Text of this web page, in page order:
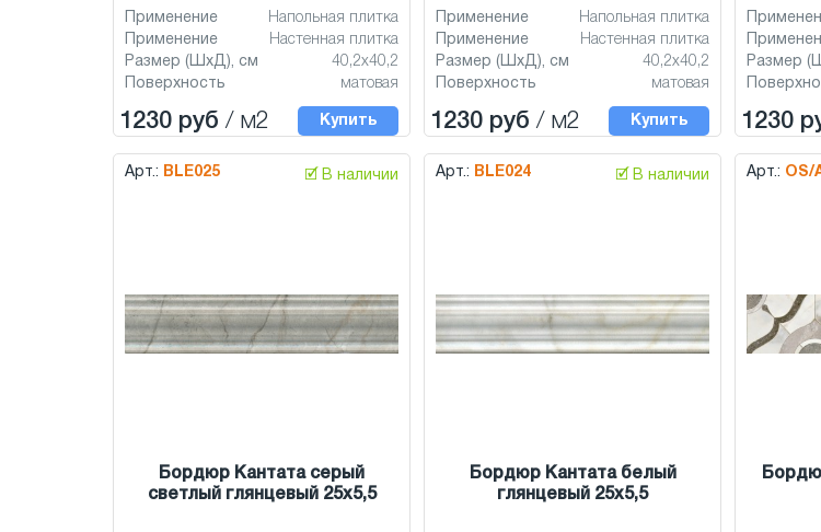
Применение
Напольная плитка
Применение
Настенная плитка
Размер (ШхД), см
40,2x40,2
Поверхность
матовая
1230 руб / м2 Купить
Применение
Напольная плитка
Применение
Настенная плитка
Размер (ШхД), см
40,2x40,2
Поверхность
матовая
1230 руб / м2 Купить
Размер
1230
Арт.: BLE025 🗹 В наличии
Бордюр Кантата серый
светлый глянцевый 25x5,5
Арт.: BLE024 🗹 В наличии
Бордюр Кантата белый
глянцевый 25x5,5
Арт.: OS/